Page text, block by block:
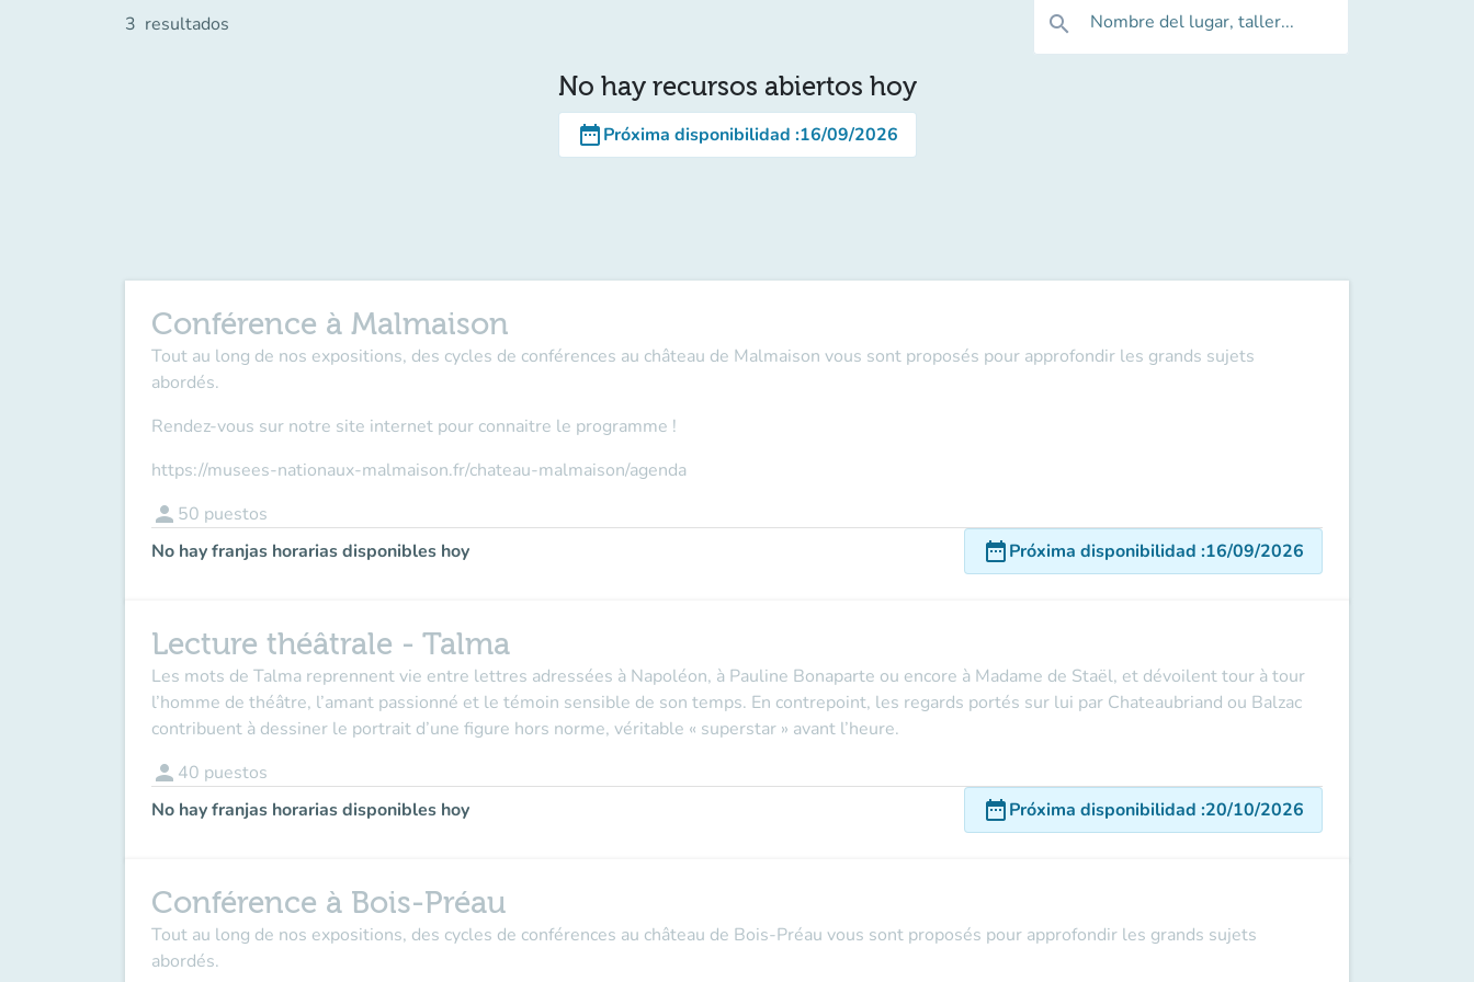
3 resultados search Nombre del lugar, taller...
No hay recursos abiertos hoy
date_rangePróxima disponibilidad :16/09/2026
Conférence à Malmaison
Tout au long de nos expositions, des cycles de conférences au château de Malmaison vous sont proposés pour approfondir les grands sujets
abordés.
Rendez-vous sur notre site internet pour connaitre le programme !
https://musees-nationaux-malmaison.fr/chateau-malmaison/agenda
person 50 puestos
No hay franjas horarias disponibles hoy
date_rangePróxima disponibilidad :16/09/2026
Lecture théâtrale - Talma
Les mots de Talma reprennent vie entre lettres adressées à Napoléon, à Pauline Bonaparte ou encore à Madame de Staël, et dévoilent tour à tour
l’homme de théâtre, l’amant passionné et le témoin sensible de son temps. En contrepoint, les regards portés sur lui par Chateaubriand ou Balzac
contribuent à dessiner le portrait d’une figure hors norme, véritable « superstar » avant l’heure.
person 40 puestos
No hay franjas horarias disponibles hoy
date_rangePróxima disponibilidad :20/10/2026
Conférence à Bois-Préau
Tout au long de nos expositions, des cycles de conférences au château de Bois-Préau vous sont proposés pour approfondir les grands sujets
abordés.